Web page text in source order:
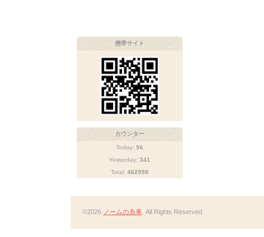
携帯サイト
カウンター
Today: 56
Yesterday: 341
Total: 462958
©2026 ノームの糸車 . All Rights Reserved.